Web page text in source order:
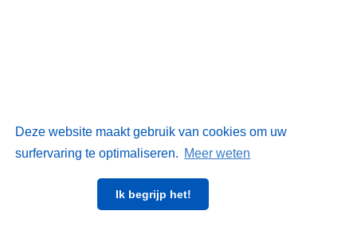
Deze website maakt gebruik van cookies om uw
surfervaring te optimaliseren. Meer weten
Ik begrijp het!